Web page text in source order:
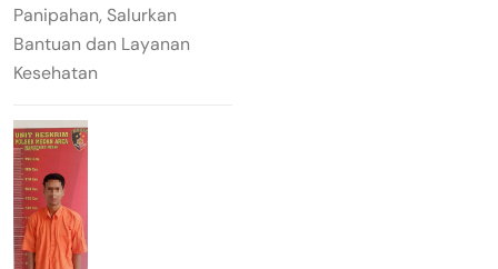
Panipahan, Salurkan
Bantuan dan Layanan
Kesehatan